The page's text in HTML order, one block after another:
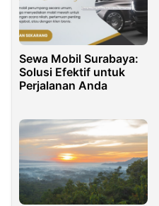
Sewa Mobil Surabaya:
Solusi Efektif untuk
Perjalanan Anda